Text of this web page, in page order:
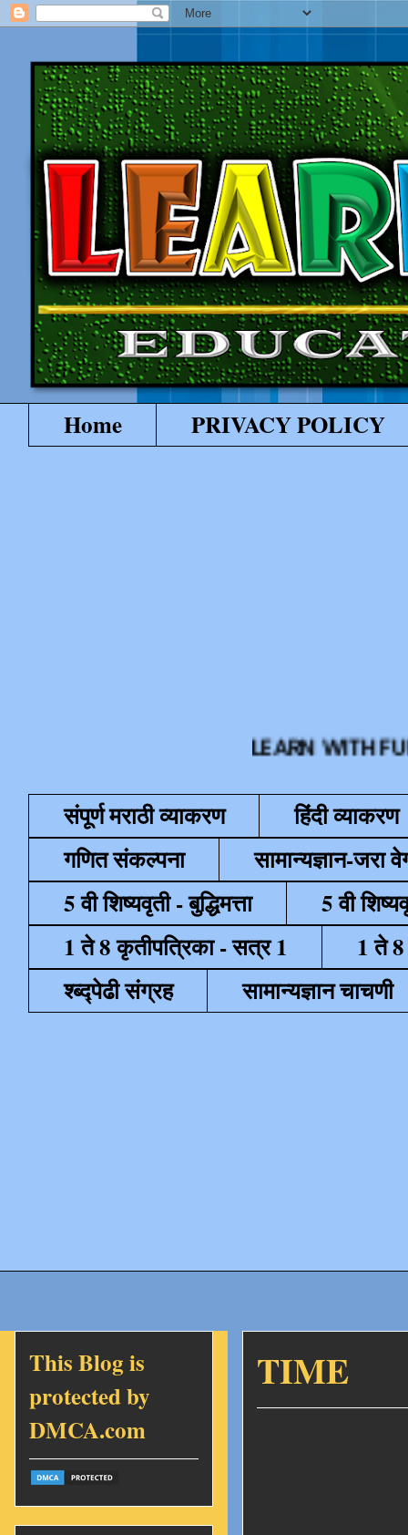
Home PRIVACY POLICY
LEARN WITH FUN
संपूर्ण मराठी व्याकरण
हिंदी व्याकरण
गणित संकल्पना
सामान्यज्ञान-जरा
5 वी शिष्यवृती - बुद्धिमत्ता
5 वी
1 ते 8 कृतीपत्रिका - सत्र 1
1 ते
श्ब्द्पेढी संग्रह
सामान्यज्ञान चाचणी
TIME
This Blog is
protected by
DMCA.com